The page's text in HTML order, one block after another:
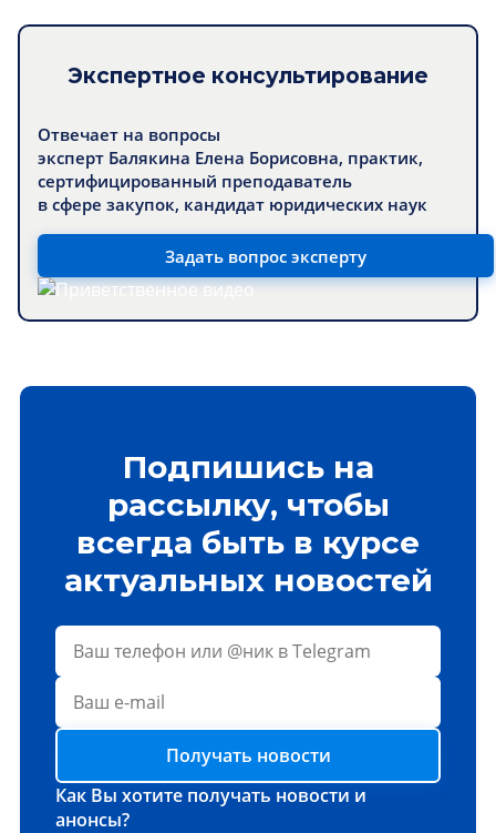
Экспертное консультирование
Отвечает на вопросы
эксперт Балякина Елена Борисовна, практик,
сертифицированный преподаватель
в сфере закупок, кандидат юридических наук
Задать вопрос эксперту
Подпишись на
рассылку, чтобы
всегда быть в курсе
актуальных новостей
Получать новости
Как Вы хотите получать новости и
анонсы?